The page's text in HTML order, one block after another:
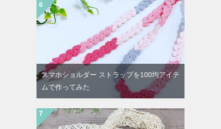
スマホショルダー ストラップを100均アイテ
ムで作ってみた